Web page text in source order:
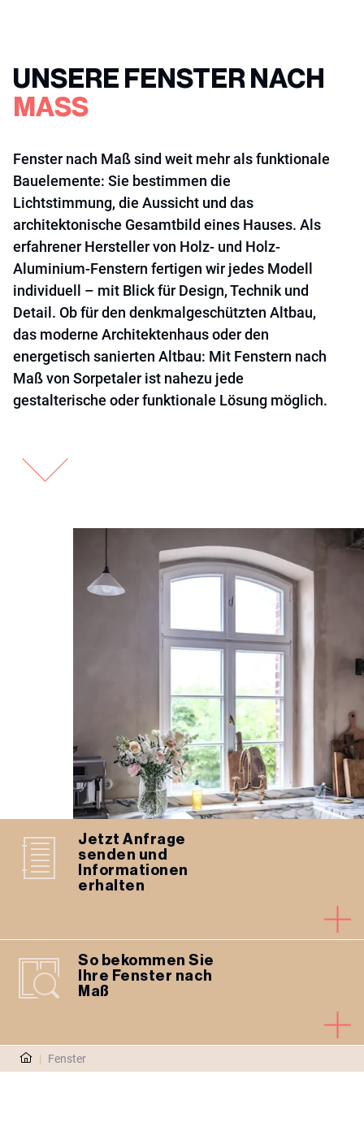
UNSERE FENSTER NACH
MASS
Fenster nach Maß sind weit mehr als funktionale
Bauelemente: Sie bestimmen die
Lichtstimmung, die Aussicht und das
architektonische Gesamtbild eines Hauses. Als
erfahrener Hersteller von Holz- und Holz-
Aluminium-Fenstern fertigen wir jedes Modell
individuell – mit Blick für Design, Technik und
Detail. Ob für den denkmalgeschützten Altbau,
das moderne Architektenhaus oder den
energetisch sanierten Altbau: Mit Fenstern nach
Maß von Sorpetaler ist nahezu jede
gestalterische oder funktionale Lösung möglich.
Jetzt Anfrage
senden und
Informationen
erhalten
So bekommen Sie
Ihre Fenster nach
Maß
| Fenster